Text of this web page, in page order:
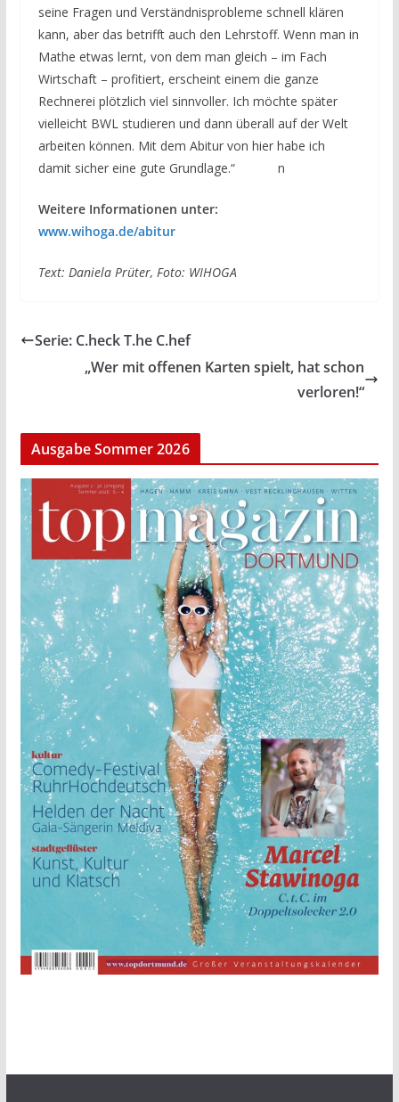
seine Fragen und Verständnisprobleme schnell klären
kann, aber das betrifft auch den Lehrstoff. Wenn man in
Mathe etwas lernt, von dem man gleich – im Fach
Wirtschaft – profitiert, erscheint einem die ganze
Rechnerei plötzlich viel sinnvoller. Ich möchte später
vielleicht BWL studieren und dann überall auf der Welt
arbeiten können. Mit dem Abitur von hier habe ich
damit sicher eine gute Grundlage.“ n
Weitere Informationen unter:
www.wihoga.de/abitur
Text: Daniela Prüter, Foto: WIHOGA
Serie: C.heck T.he C.hef
„Wer mit offenen Karten spielt, hat schon
verloren!“
Ausgabe Sommer 2026